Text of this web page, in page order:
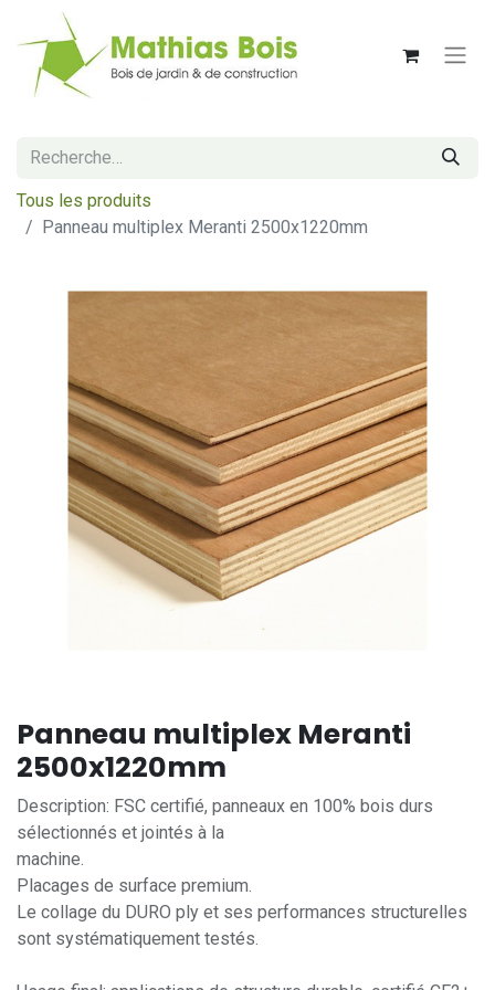
Tous les produits
Panneau multiplex Meranti 2500x1220mm
Panneau multiplex Meranti
2500x1220mm
Description: FSC certifié, panneaux en 100% bois durs
sélectionnés et jointés à la
machine.
Placages de surface premium.
Le collage du DURO ply et ses performances structurelles
sont systématiquement testés.